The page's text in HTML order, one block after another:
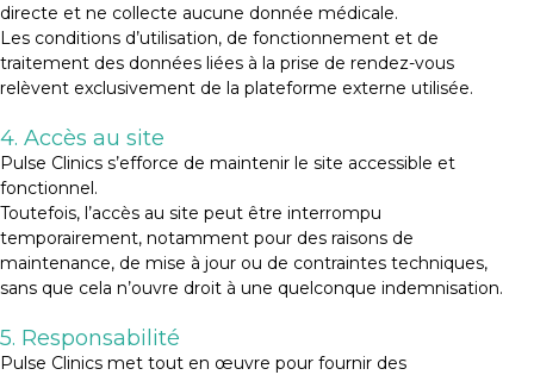
directe et ne collecte aucune donnée médicale.
Les conditions d’utilisation, de fonctionnement et de
traitement des données liées à la prise de rendez-vous
relèvent exclusivement de la plateforme externe utilisée.
4. Accès au site
Pulse Clinics s’efforce de maintenir le site accessible et
fonctionnel.
Toutefois, l’accès au site peut être interrompu
temporairement, notamment pour des raisons de
maintenance, de mise à jour ou de contraintes techniques,
sans que cela n’ouvre droit à une quelconque indemnisation.
5. Responsabilité
Pulse Clinics met tout en œuvre pour fournir des